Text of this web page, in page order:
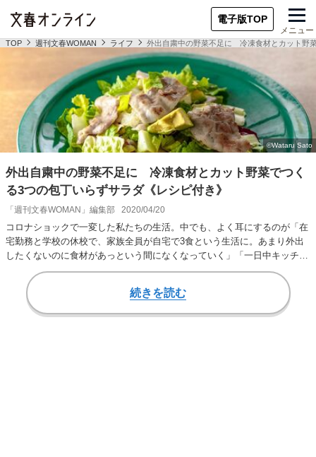
電子版TOP
メニュー
TOP 週刊文春WOMAN ライフ 外出自粛中の野菜不足に 冷凍食材とカット野
外出自粛中の野菜不足に 冷凍食材とカット野菜でつく
る3つの包丁いらずサラダ《レシピ付き》
「週刊文春WOMAN」編集部 2020/04/20
コロナショックで一変した私たちの生活。中でも、よく耳にするのが「在
宅勤務と学校の休校で、家族全員が自宅で3食という生活に。あまり外出
したくないのに食材があっという間になくなっていく」「一日中キッチン
に立つ生活は疲れ…
続きを読む